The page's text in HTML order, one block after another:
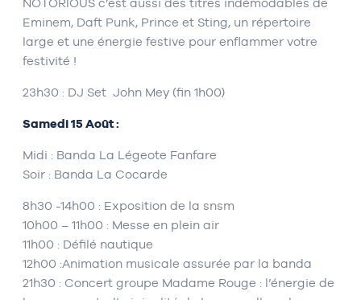
NOTORIOUS c’est aussi des titres indémodables de
Eminem, Daft Punk, Prince et Sting, un répertoire
large et une énergie festive pour enflammer votre
festivité !
23h30 : DJ Set John Mey (fin 1h00)
Samedi 15 Août :
Midi : Banda La Légeote Fanfare
Soir : Banda La Cocarde
8h30 -14h00 : Exposition de la snsm
10h00 – 11h00 : Messe en plein air
11h00 : Défilé nautique
12h00 :Animation musicale assurée par la banda
21h30 : Concert groupe Madame Rouge : l’énergie de